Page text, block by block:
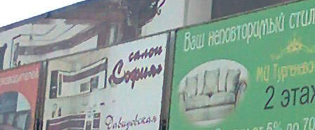
Торговый Центр
Этаж
1,2
Предлагается
Аренда
Желаемый / подходящий вид деятельности
Не указан
Назначение
Торговое
Размер площади (м2)